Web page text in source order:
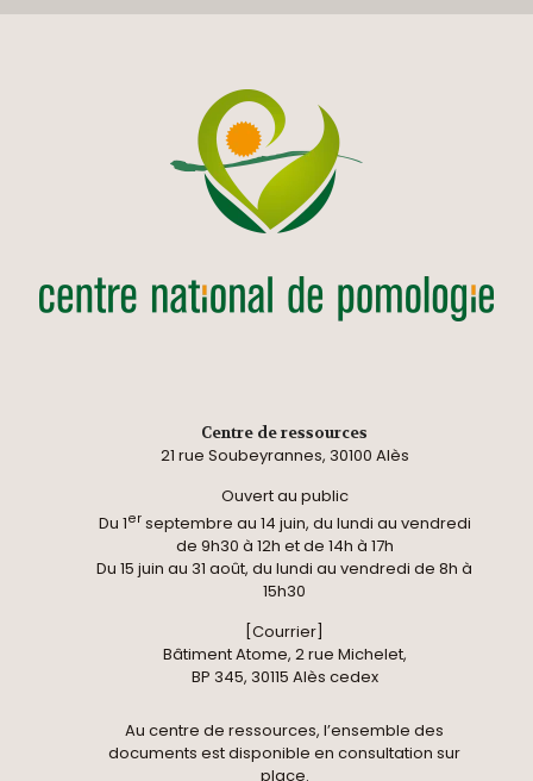
Centre de ressources
21 rue Soubeyrannes, 30100 Alès
Ouvert au public
Du 1erseptembre au 14 juin, du lundi au vendredi
de 9h30 à 12h et de 14h à 17h
Du 15 juin au 31 août, du lundi au vendredi de 8h à
15h30
[Courrier]
Bâtiment Atome, 2 rue Michelet,
BP 345, 30115 Alès cedex
Au centre de ressources, l’ensemble des
documents est disponible en consultation sur
place.